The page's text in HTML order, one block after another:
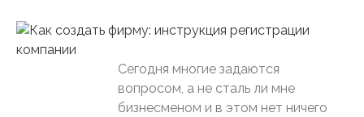
Сегодня многие задаются
вопросом, а не сталь ли мне
бизнесменом и в этом нет ничего